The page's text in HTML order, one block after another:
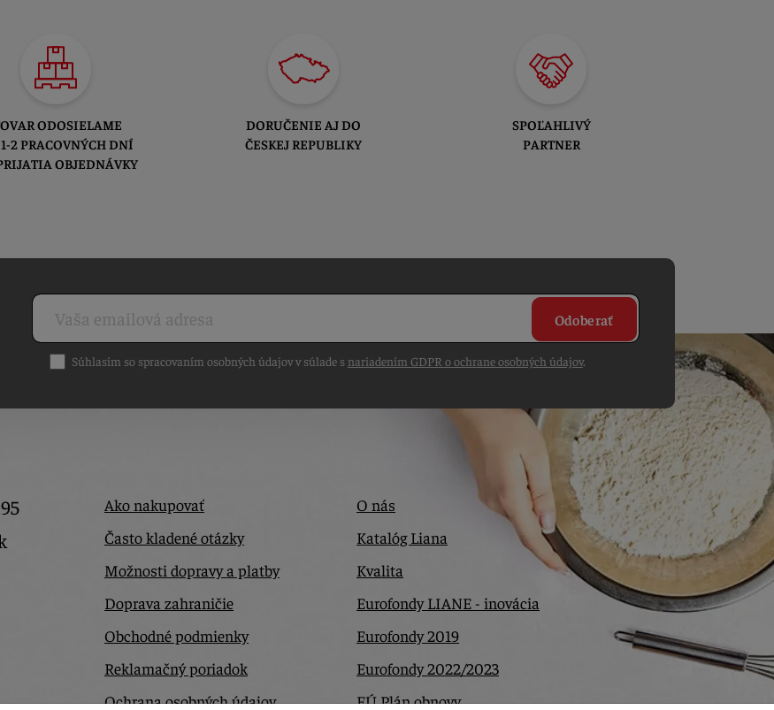
ODOSIELAME
2 PRACOVNÝCH DNÍ
OBJEDNÁVKY
DORUČENIE AJ DO
ČESKEJ REPUBLIKY
SPOĽAHLIVÝ
PARTNER
Odoberať
Súhlasím so spracovaním osobných údajov v súlade snariadením GDPR o ochrane osobných údajov.
Ako nakupovať
Často kladené otázky
Možnosti dopravy a platby
Doprava zahraničie
Obchodné podmienky
Reklamačný poriadok
Ochrana osobných údajov
O nás
Katalóg Liana
Kvalita
Eurofondy LIANE - inovácia
Eurofondy 2019
Eurofondy 2022/2023
EÚ Plán obnovy